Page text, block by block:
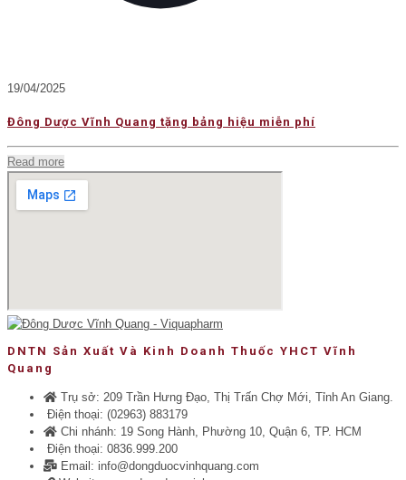
19/04/2025
Đông Dược Vĩnh Quang tặng bảng hiệu miễn phí
Read more
DNTN Sản Xuất Và Kinh Doanh Thuốc YHCT Vĩnh
Quang
Trụ sở: 209 Trần Hưng Đạo, Thị Trấn Chợ Mới, Tỉnh An Giang.
Điện thoại: (02963) 883179
Chi nhánh: 19 Song Hành, Phường 10, Quận 6, TP. HCM
Điện thoại: 0836.999.200
Email: info@dongduocvinhquang.com